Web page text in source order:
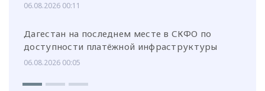
06.08.2026 00:11
Дагестан на последнем месте в СКФО по
доступности платёжной инфраструктуры
06.08.2026 00:05